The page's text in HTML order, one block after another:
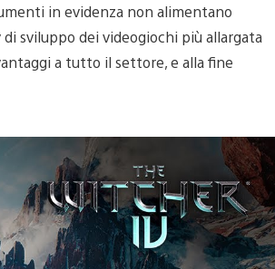
in evidenza non alimentano
sviluppo dei videogiochi più allargata
a tutto il settore, e alla fine